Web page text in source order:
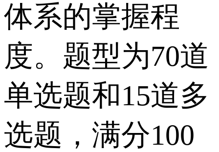
体系的掌握程
度。题型为70道
单选题和15道多
选题，满分100